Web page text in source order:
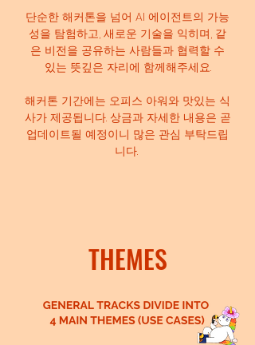
단순한 해커톤을 넘어 AI 에이전트의 가능
성을 탐험하고, 새로운 기술을 익히며, 같
은 비전을 공유하는 사람들과 협력할 수
있는 뜻깊은 자리에 함께해주세요.
해커톤 기간에는 오피스 아워와 맛있는 식
사가 제공됩니다. 상금과 자세한 내용은 곧
업데이트될 예정이니 많은 관심 부탁드립
니다.
THEMES